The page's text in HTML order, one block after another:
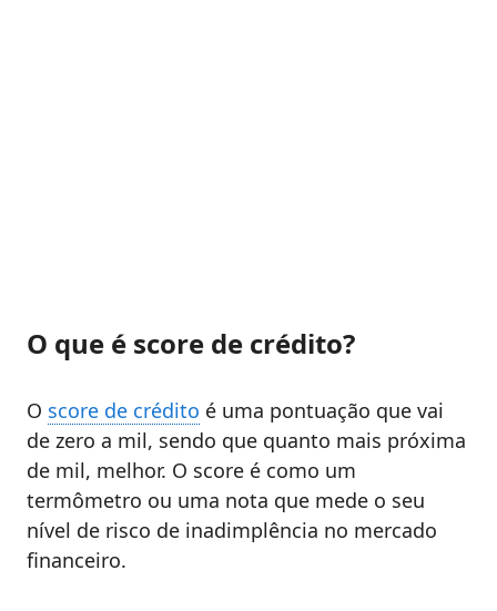
O que é score de crédito?
O score de crédito é uma pontuação que vai
de zero a mil, sendo que quanto mais próxima
de mil, melhor. O score é como um
termômetro ou uma nota que mede o seu
nível de risco de inadimplência no mercado
financeiro.